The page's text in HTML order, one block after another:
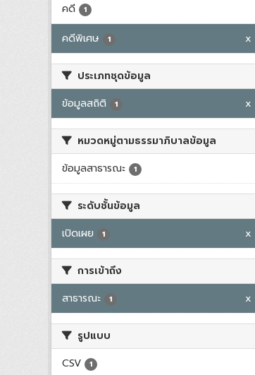
คดี 1
คดีพิเศษ 1 x
ประเภทชุดข้อมูล
ข้อมูลสถิติ
1 x
หมวดหมู่ตามธรรมาภิบาลข้อมูล
ข้อมูลสาธารณะ
1
ระดับชั้นข้อมูล
เปิดเผย
1 x
การเข้าถึง
สาธารณะ
1 x
รูปแบบ
CSV
1